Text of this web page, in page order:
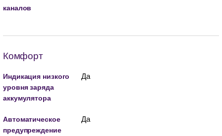
каналов
Комфорт
Индикация низкого
уровня заряда
аккумулятора
Да
Автоматическое
предупреждение
Да